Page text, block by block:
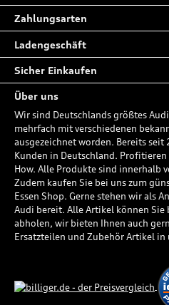
Zahlungsarten
Ladengeschäft
Sicher Einkaufen
Über uns
Wir sind Deutschlands größtes
mehrfach mit verschiedenen
ausgezeichnet worden. Bereits
Kunden in Deutschland. Profitieren
How. Alle Produkte sind innerhalb
Zudem kaufen Sie bei uns zum
Essen Shop. Gerne stehen wir als
Audi bereit. Alle Artikel können Sie
abholen, wir bieten Ihnen auch
Ersatzteilen und Zubehör Artikel in